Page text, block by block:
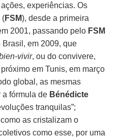
experiências. Os
(FSM), desde a primeira
2001, passando pelo FSM
em 2009, que
vivir, ou do convivere,
em Tunis, em março
global, as mesmas
a fórmula de Bénédicte
tranquilas”;
as cristalizam o
como esse, por uma